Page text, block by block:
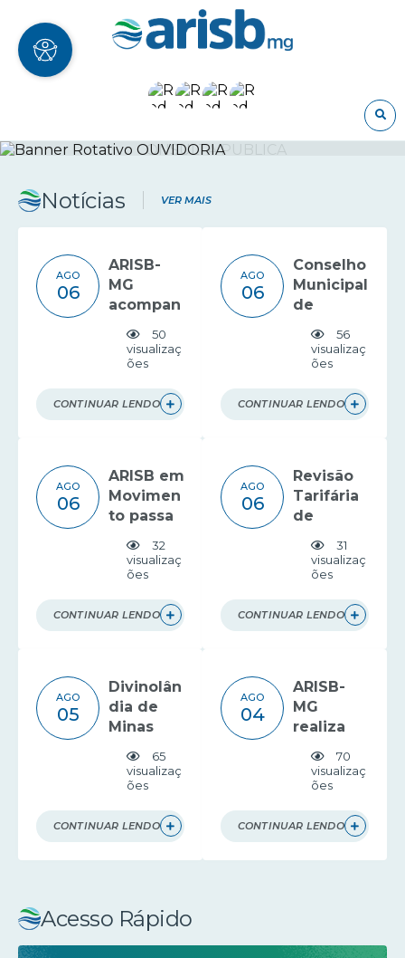
Notícias VER MAIS
ARISB-
MG
acompan
debate
da ARES-
PCJ
sobre
regulaçã
nto
06
AGO
50
visualizaç
ões
CONTINUAR LENDO
Conselho
Municipal
de
nto de
Formiga
recebe
apresent
ação de
06
AGO
56
visualizaç
ões
CONTINUAR LENDO
ARISB em
Movimen
to passa
Guanhãe
06
AGO
32
visualizaç
ões
CONTINUAR LENDO
Revisão
Tarifária
de
apresent
ada em
Bueno
Brandão
06
AGO
31
visualizaç
ões
CONTINUAR LENDO
Divinolân
dia de
Minas
ARISB em
Movimen
to
05
AGO
65
visualizaç
ões
CONTINUAR LENDO
ARISB-
MG
realiza
institucio
nal à
ABAR
04
AGO
70
visualizaç
ões
CONTINUAR LENDO
Acesso Rápido